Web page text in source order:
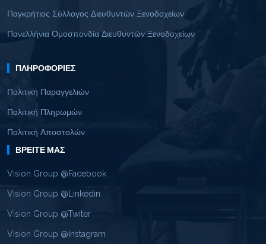
Παγκρήτιος Σύλλογος Διευθυντών Ξενοδοχείων
Πανελλήνια Ομοσπονδία Διευθυντών Ξενοδοχείων
ΠΛΗΡΟΦΟΡΊΕΣ
Πολιτική Παραγγελιών
Πολιτική Πληρωμών
Πολιτική Αποστολών
ΒΡΕΊΤΕ ΜΑΣ
Vision Group @Facebook
Vision Group @Linkedin
Vision Group @Twiter
Vision Group @Instagram